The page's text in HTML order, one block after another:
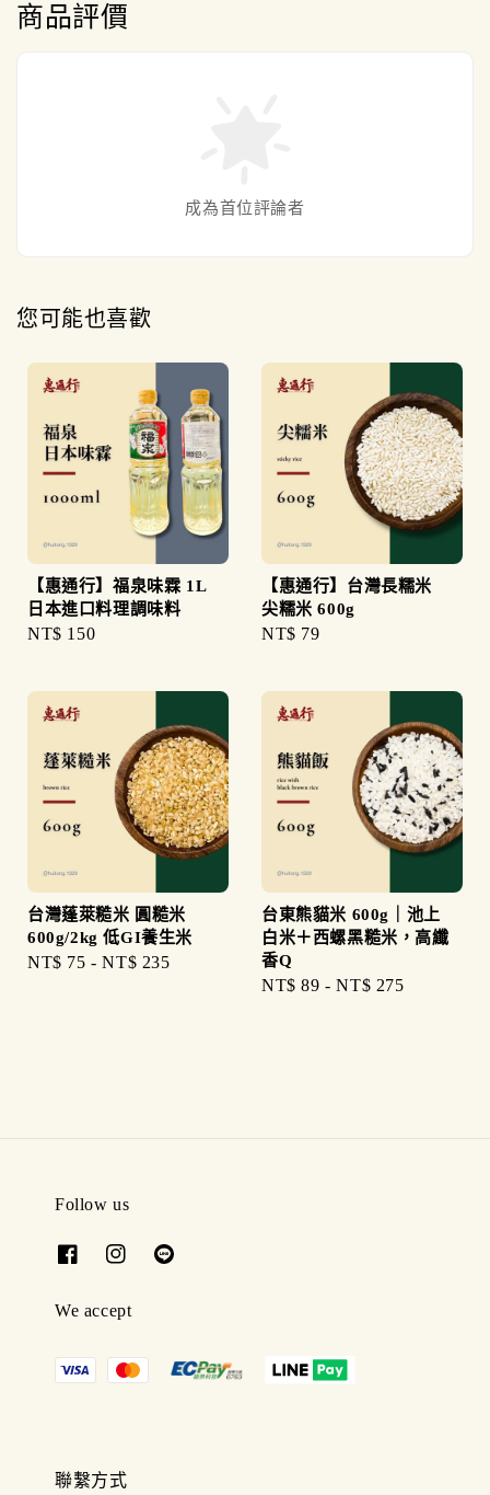
商品評價
成為首位評論者
您可能也喜歡
【惠通行】福泉味霖 1L
日本進口料理調味料
Regular
NT$ 150
【惠通行】台灣長糯米
尖糯米 600g
Regular
NT$ 79
台灣蓬萊糙米 圓糙米
600g/2kg 低GI養生米
Regular
NT$ 75 -NT$ 235
台東熊貓米 600g｜池上
白米＋西螺黑糙米，高纖
香Q
Regular
NT$ 89 -NT$ 275
Follow us
We accept
聯繫方式